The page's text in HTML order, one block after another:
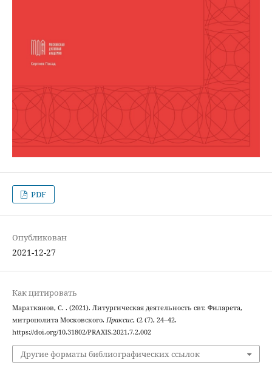
PDF
Опубликован
2021-12-27
Как цитировать
Маратканов, С. . (2021). Литургическая деятельность свт. Филарета,
митрополита Московского. Праксис, (2 (7), 24–42.
https://doi.org/10.31802/PRAXIS.2021.7.2.002
Другие форматы библиографических ссылок